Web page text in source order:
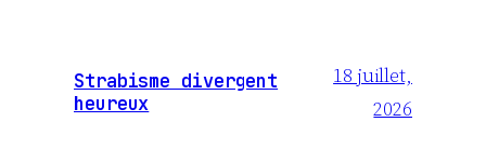
Strabisme divergent
heureux
18 juillet,
2026